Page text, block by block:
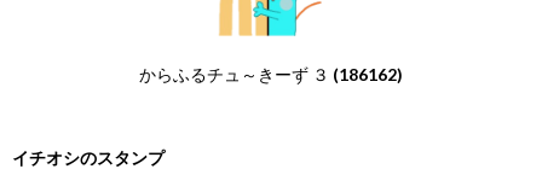
からふるチュ～きーず ３ (186162)
イチオシのスタンプ